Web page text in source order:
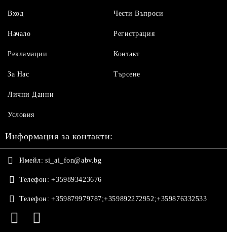
Вход
Начало
Рекламации
За Нас
Чести Въпроси
Регистрация
Контакт
Търсене
Лични Данни
Условия
Информация за контакти:
Имейл: si_ai_fon@abv.bg
Телефон: +359893423676
Телефон: +359879979787;+359892272952;+359876332533